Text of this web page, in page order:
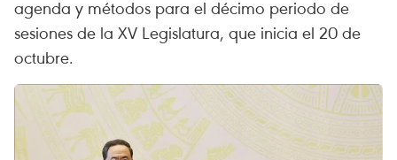
agenda y métodos para el décimo periodo de
sesiones de la XV Legislatura, que inicia el 20 de
octubre.